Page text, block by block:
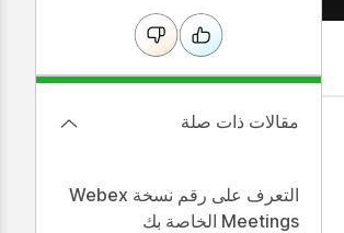
مقالات ذات صلة
التعرف على رقم نسخة Webex
Meetings الخاصة بك